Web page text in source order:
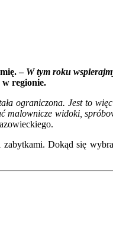
– W tym roku
regionie.
ograniczona. Jest to
malownicze widoki,
Dokąd się